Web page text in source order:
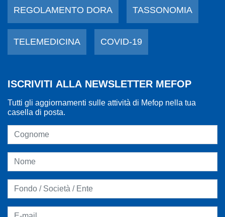
REGOLAMENTO DORA TASSONOMIA
TELEMEDICINA COVID-19
ISCRIVITI ALLA NEWSLETTER MEFOP
Tutti gli aggiornamenti sulle attività di Mefop nella tua
casella di posta.